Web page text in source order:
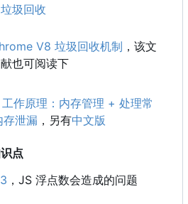
圾回收
V8 垃圾回收机制 ，该文
也可阅读下
作原理：内存管理 + 处理常
存泄漏 ，另有中文版
点
，JS 浮点数会造成的问题